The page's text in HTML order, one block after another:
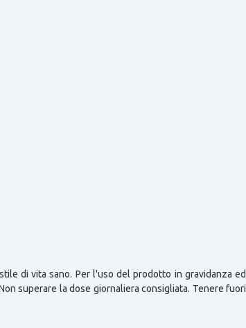
di vita sano. Per l'uso del prodotto in gravidanza ed
superare la dose giornaliera consigliata. Tenere fuori